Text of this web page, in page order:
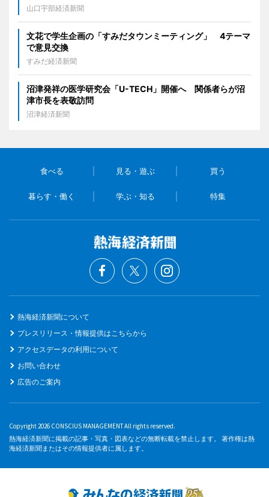
山口宇部経済新聞
文花で学生企画の「すみだタウンミーティング」 4テーマ
で意見交換
すみだ経済新聞
沼津発祥の医学研究会「U-TECH」開催へ 関係者らが沼
津市長を表敬訪問
沼津経済新聞
食べる 見る・遊ぶ 買う
暮らす・働く 学ぶ・知る 特集
熱海経済新聞について
プレスリリース・情報提供はこちらから
アクセスデータの利用について
お問い合わせ
広告のご案内
Copyright 2026 CONSCIUS MANAGEMENT All rights reserved.
熱海経済新聞に掲載の記事・写真・図表などの無断転載を禁止します。 著作権は熱
海経済新聞またはその情報提供者に属します。